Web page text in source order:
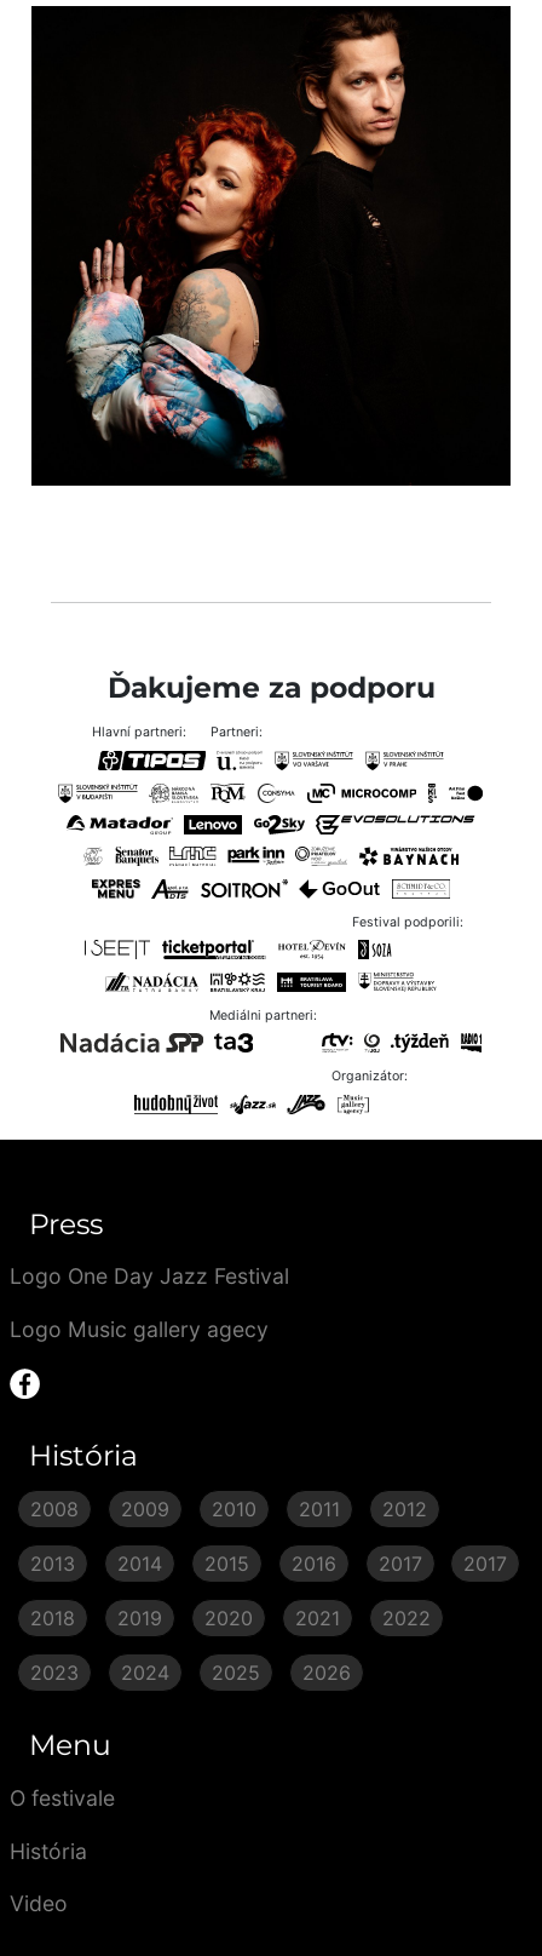
Ďakujeme za podporu
Hlavní partneri: Partneri:
Festival podporili:
Mediálni partneri:
Organizátor:
Press
Logo One Day Jazz Festival
Logo Music gallery agecy
História
2008 2009 2010 2011 2012
2013 2014 2015 2016 2017 2017
2018 2019 2020 2021 2022
2023 2024 2025 2026
Menu
O festivale
História
Video